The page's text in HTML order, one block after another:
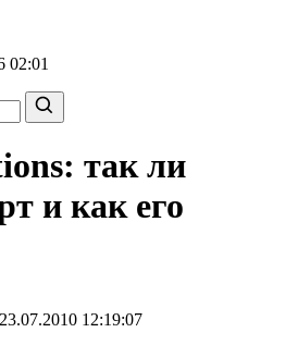
02:01
так ли
и как его
12:19:07